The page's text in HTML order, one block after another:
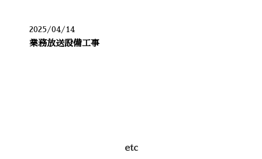
2025/04/14
業務放送設備工事
etc